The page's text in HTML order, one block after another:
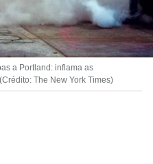
a Portland: inflama as
The New York Times)